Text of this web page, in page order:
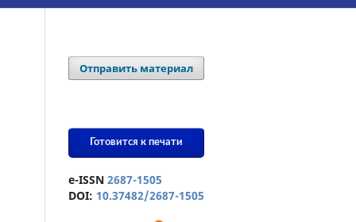
Отправить материал
Готовится к печати
e-ISSN 2687-1505
DOI: 10.37482/2687-1505